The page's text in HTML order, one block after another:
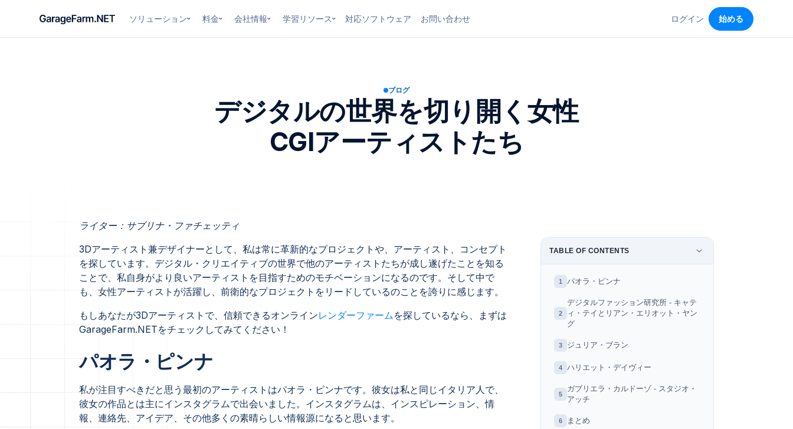
ソリューション 料金 会社情報 学習リソース 対応ソフトウェア お問い合わせ ログイン 始める
ブログ
デジタルの世界を切り開く女性
CGIアーティストたち
ライター：サブリナ・ファチェッティ
3Dアーティスト兼デザイナーとして、私は常に革新的なプロジェクトや、アーティスト、コンセプト
を探しています。デジタル・クリエイティブの世界で他のアーティストたちが成し遂げたことを知る
ことで、私自身がより良いアーティストを目指すためのモチベーションになるのです。そして中で
も、女性アーティストが活躍し、前衛的なプロジェクトをリードしているのことを誇りに感じます。
もしあなたが3Dアーティストで、信頼できるオンラインレンダーファームを探しているなら、まずは
GarageFarm.NETをチェックしてみてください！
パオラ・ピンナ
私が注目すべきだと思う最初のアーティストはパオラ・ピンナです。彼女は私と同じイタリア人で、
彼女の作品とは主にインスタグラムで出会いました。インスタグラムは、インスピレーション、情
報、連絡先、アイデア、その他多くの素晴らしい情報源になると思います。
TABLE OF CONTENTS
1 パオラ・ピンナ
2
デジタルファッション研究所 - キャテ
ィ・テイとリアン・エリオット・ヤン
グ
3 ジュリア・ブラン
4 ハリエット・デイヴィー
5
ガブリエラ・カルドーゾ - スタジオ・
アッチ
6 まとめ